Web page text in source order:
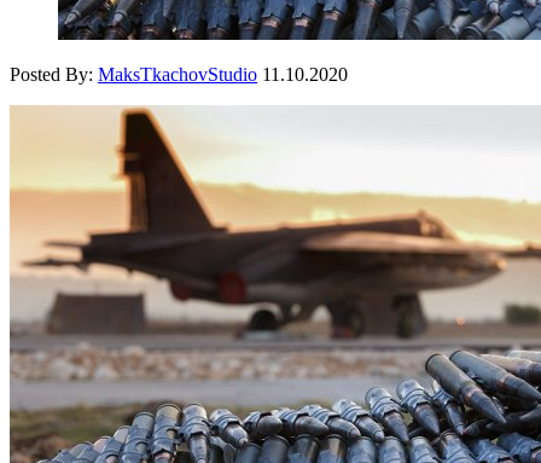
Posted By: MaksTkachovStudio 11.10.2020